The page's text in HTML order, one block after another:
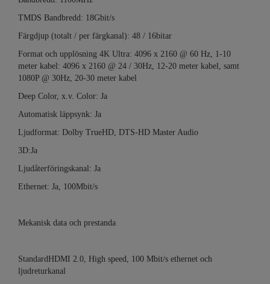
TMDS Bandbredd: 18Gbit/s
Färgdjup (totalt / per färgkanal): 48 / 16bitar
Format och upplösning 4K Ultra: 4096 x 2160 @ 60 Hz, 1-10
meter kabel: 4096 x 2160 @ 24 / 30Hz, 12-20 meter kabel, samt
1080P @ 30Hz, 20-30 meter kabel
Deep Color, x.v. Color: Ja
Automatisk läppsynk: Ja
Ljudformat: Dolby TrueHD, DTS-HD Master Audio
3D:Ja
Ljudåterföringskanal: Ja
Ethernet: Ja, 100Mbit/s
Mekanisk data och prestanda
StandardHDMI 2.0, High speed, 100 Mbit/s ethernet och
ljudreturkanal